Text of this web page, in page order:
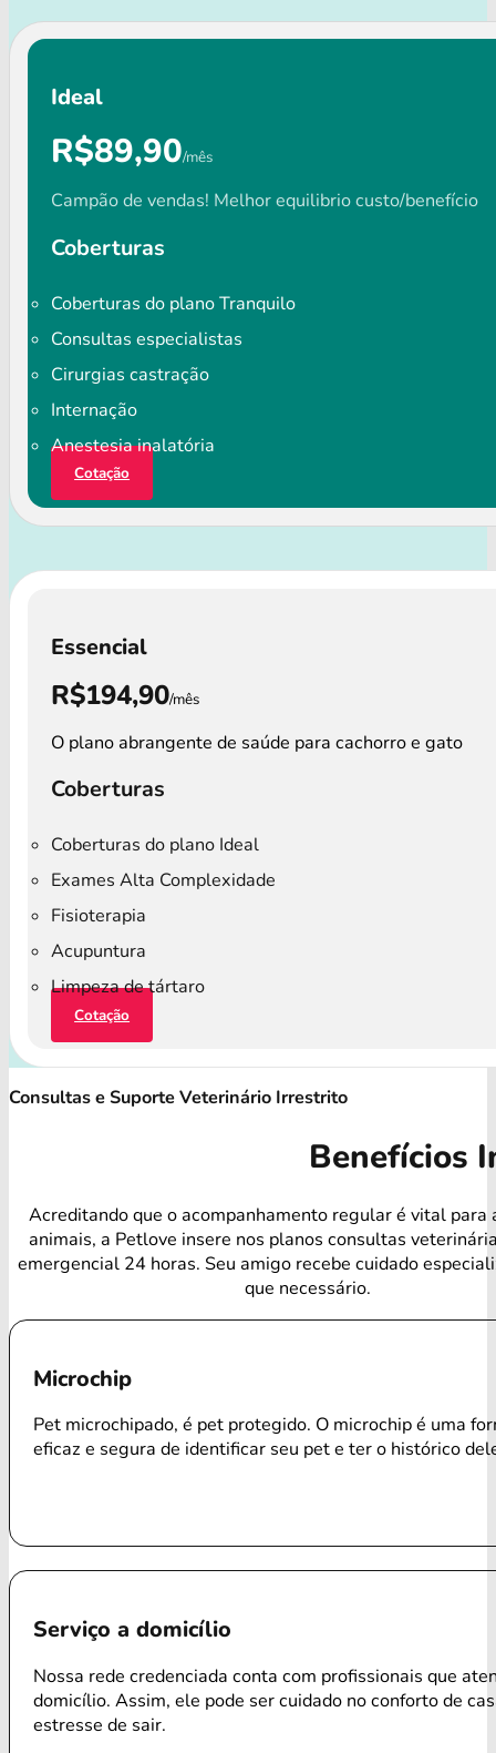
Ideal
R$89,90/mês
Campão de vendas! Melhor equilibrio custo/benefício
Coberturas
Coberturas do plano Tranquilo
Consultas especialistas
Cirurgias castração
Internação
Anestesia inalatória
Cotação
Essencial
R$194,90/mês
O plano abrangente de saúde para cachorro e gato
Coberturas
Coberturas do plano Ideal
Exames Alta Complexidade
Fisioterapia
Acupuntura
Limpeza de tártaro
Cotação
Consultas e Suporte Veterinário Irrestrito
Benefícios
Acreditando que o acompanhamento regular é vital para
animais, a Petlove insere nos planos consultas
emergencial 24 horas. Seu amigo recebe cuidado
que necessário.
Microchip
Pet microchipado, é pet protegido. O microchip é uma
eficaz e segura de identificar seu pet e ter o histórico
Serviço a domicílio
Nossa rede credenciada conta com profissionais que
domicílio. Assim, ele pode ser cuidado no conforto de
estresse de sair.